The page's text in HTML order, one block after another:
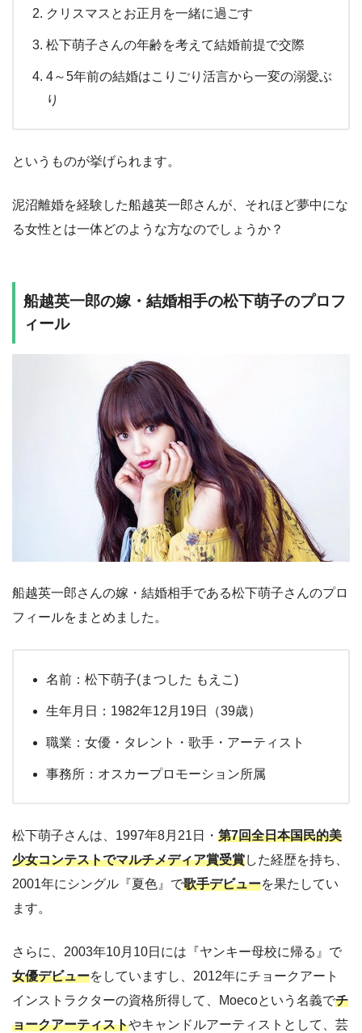
クリスマスとお正月を一緒に過ごす
松下萌子さんの年齢を考えて結婚前提で交際
4～5年前の結婚はこりごり活言から一変の溺愛ぶ
り
というものが挙げられます。
泥沼離婚を経験した船越英一郎さんが、それほど夢中にな
る女性とは一体どのような方なのでしょうか？
船越英一郎の嫁・結婚相手の松下萌子のプロフ
ィール
船越英一郎さんの嫁・結婚相手である松下萌子さんのプロ
フィールをまとめました。
名前：松下萌子(まつした もえこ)
生年月日：1982年12月19日（39歳）
職業：女優・タレント・歌手・アーティスト
事務所：オスカープロモーション所属
松下萌子さんは、1997年8月21日・ 第7回全日本国民的美
少女コンテストでマルチメディア賞受賞した経歴を持ち、
2001年にシングル『夏色』で歌手デビューを果たしてい
ます。
さらに、2003年10月10日には『ヤンキー母校に帰る』で
女優デビューをしていますし、2012年にチョークアート
インストラクターの資格所得して、Moecoという名義でチ
ョークアーティストやキャンドルアーティストとして、芸